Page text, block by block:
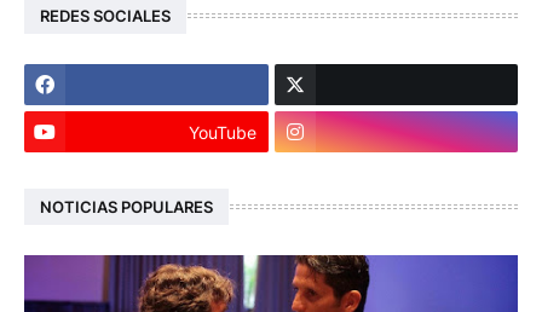
REDES SOCIALES
YouTube
NOTICIAS POPULARES